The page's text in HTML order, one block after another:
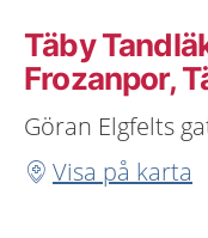
Täby
Frozanpor,
Göran Elgfelts
Visa på karta